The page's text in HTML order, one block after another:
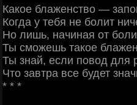
Какое блаженство —
Когда у тебя не болит
Но лишь, начиная от боли
Ты сможешь такое
Ты знай, если повод для
Что завтра все будет
* * *